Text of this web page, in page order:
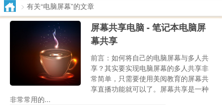
> 有关“电脑屏幕”的文章
屏幕共享电脑 - 笔记本电脑屏
幕共享
前言：如何将自己的电脑屏幕与多人共
享？其实要实现电脑屏幕的多人共享非
常简单，只需要使用美阅教育的屏幕共
享直播功能就可以了。屏幕共享是一种
非常常用的...